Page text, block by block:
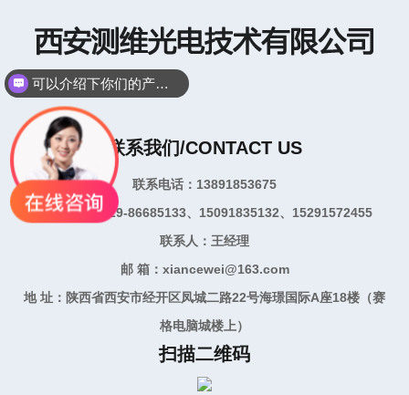
联系我们/CONTACT US
联系电话：13891853675
联系手机：029-86685133、15091835132、15291572455
联系人：王经理
邮 箱：xiancewei@163.com
地 址：陕西省西安市经开区凤城二路22号海璟国际A座18楼（赛
格电脑城楼上）
扫描二维码
可以介绍下你们的产品么？